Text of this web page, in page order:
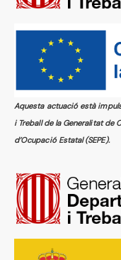
Aquesta actuació està
i Treball de la Generalitat de
d’Ocupació Estatal (SEPE).